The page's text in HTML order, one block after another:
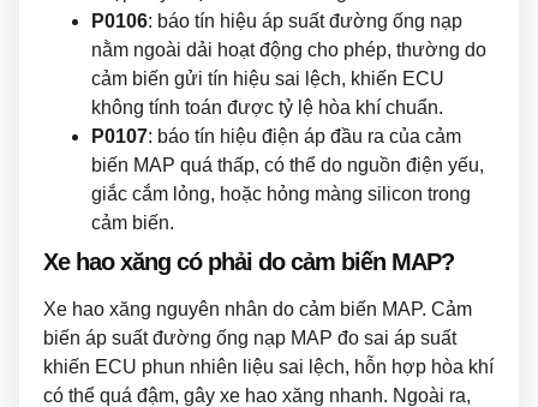
P0106: báo tín hiệu áp suất đường ống nạp
nằm ngoài dải hoạt động cho phép, thường do
cảm biến gửi tín hiệu sai lệch, khiến ECU
không tính toán được tỷ lệ hòa khí chuẩn.
P0107: báo tín hiệu điện áp đầu ra của cảm
biến MAP quá thấp, có thể do nguồn điện yếu,
giắc cắm lỏng, hoặc hỏng màng silicon trong
cảm biến.
Xe hao xăng có phải do cảm biến MAP?
Xe hao xăng nguyên nhân do cảm biến MAP. Cảm
biến áp suất đường ống nạp MAP đo sai áp suất
khiến ECU phun nhiên liệu sai lệch, hỗn hợp hòa khí
có thể quá đậm, gây xe hao xăng nhanh. Ngoài ra,